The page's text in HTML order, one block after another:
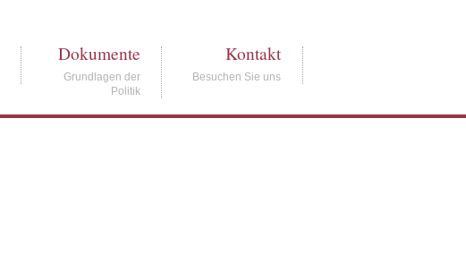
Dokumente
Grundlagen der
Politik
Kontakt
Besuchen Sie uns